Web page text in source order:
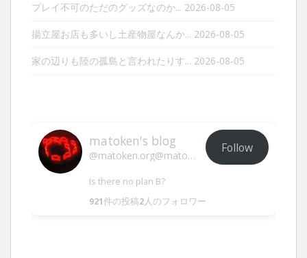
プレイ不可のただのグッズなのか... 2026-08-05
揚立屋お店も多いし土産物屋なんか... 2026-08-05
家の辺りも陸の孤島と言われたりす... 2026-08-05
matoken's blog
@matoken.org@matoken.org
Follow
Is there no plan B?
921件の投稿2人のフォロワー